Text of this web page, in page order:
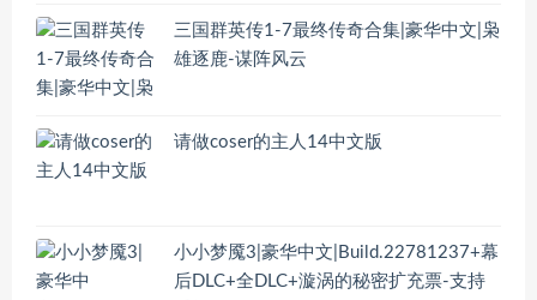
三国群英传1-7最终传奇合集|豪华中文|枭
雄逐鹿-谋阵风云
请做coser的主人14中文版
小小梦魇3|豪华中文|Build.22781237+幕
后DLC+全DLC+漩涡的秘密扩充票-支持